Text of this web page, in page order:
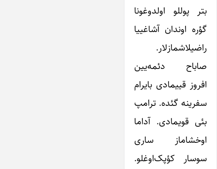
بتر پوللو اولدوغونا
گؤره اوندان آشاغییا
راضیلاشمازلار.
صاباح دئمه‌یین
افروز قییمادی بایرام
سفرینه گئده. ترامپ
بئی قویمادی. آداما
اوخشاماز ساری
سوسار کؤپک‌اوغلو.